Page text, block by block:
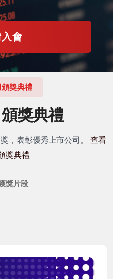
會
獎典禮
獎典禮
，表彰優秀上市公司。 查看
獎典禮
獎片段